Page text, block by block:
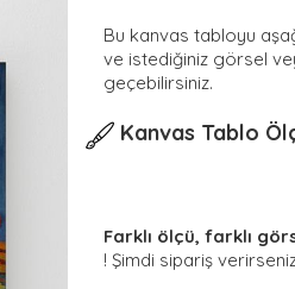
Bu kanvas tabloyu
ve istediğiniz görsel
geçebilirsiniz.
Kanvas Tablo
Farklı ölçü, farklı
! Şimdi sipariş